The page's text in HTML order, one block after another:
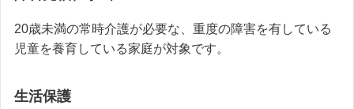
20歳未満の常時介護が必要な、重度の障害を有している
児童を養育している家庭が対象です。
生活保護